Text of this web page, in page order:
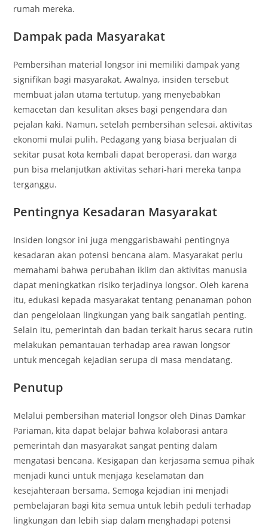
rumah mereka.
Dampak pada Masyarakat
Pembersihan material longsor ini memiliki dampak yang
signifikan bagi masyarakat. Awalnya, insiden tersebut
membuat jalan utama tertutup, yang menyebabkan
kemacetan dan kesulitan akses bagi pengendara dan
pejalan kaki. Namun, setelah pembersihan selesai, aktivitas
ekonomi mulai pulih. Pedagang yang biasa berjualan di
sekitar pusat kota kembali dapat beroperasi, dan warga
pun bisa melanjutkan aktivitas sehari-hari mereka tanpa
terganggu.
Pentingnya Kesadaran Masyarakat
Insiden longsor ini juga menggarisbawahi pentingnya
kesadaran akan potensi bencana alam. Masyarakat perlu
memahami bahwa perubahan iklim dan aktivitas manusia
dapat meningkatkan risiko terjadinya longsor. Oleh karena
itu, edukasi kepada masyarakat tentang penanaman pohon
dan pengelolaan lingkungan yang baik sangatlah penting.
Selain itu, pemerintah dan badan terkait harus secara rutin
melakukan pemantauan terhadap area rawan longsor
untuk mencegah kejadian serupa di masa mendatang.
Penutup
Melalui pembersihan material longsor oleh Dinas Damkar
Pariaman, kita dapat belajar bahwa kolaborasi antara
pemerintah dan masyarakat sangat penting dalam
mengatasi bencana. Kesigapan dan kerjasama semua pihak
menjadi kunci untuk menjaga keselamatan dan
kesejahteraan bersama. Semoga kejadian ini menjadi
pembelajaran bagi kita semua untuk lebih peduli terhadap
lingkungan dan lebih siap dalam menghadapi potensi